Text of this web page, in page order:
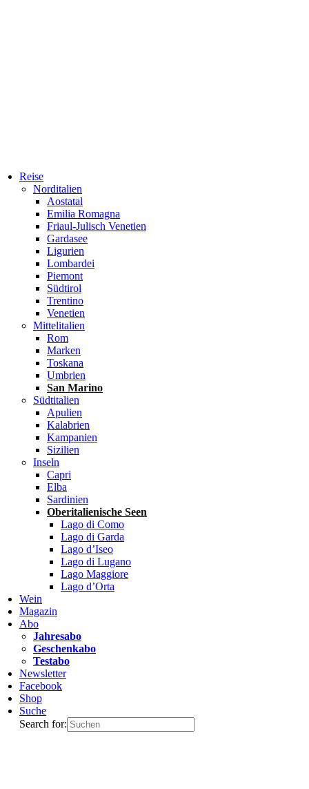
Reise
Norditalien
Aostatal
Emilia Romagna
Friaul-Julisch Venetien
Gardasee
Ligurien
Lombardei
Piemont
Südtirol
Trentino
Venetien
Mittelitalien
Rom
Marken
Toskana
Umbrien
San Marino
Südtitalien
Apulien
Kalabrien
Kampanien
Sizilien
Inseln
Capri
Elba
Sardinien
Oberitalienische Seen
Lago di Como
Lago di Garda
Lago d’Iseo
Lago di Lugano
Lago Maggiore
Lago d’Orta
Wein
Magazin
Abo
Jahresabo
Geschenkabo
Testabo
Newsletter
Facebook
Shop
Suche
Search for: